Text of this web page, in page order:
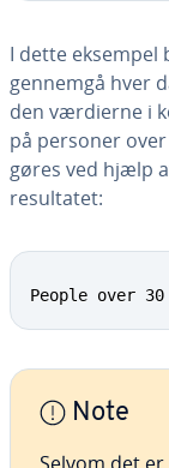
I dette eksempel
gennemgå hver
den værdierne i
på personer
gøres ved hjælp
re­sul­ta­tet:
People over
Note